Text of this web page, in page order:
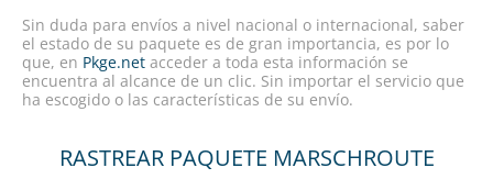
Sin duda para envíos a nivel nacional o internacional, saber
el estado de su paquete es de gran importancia, es por lo
que, en Pkge.net acceder a toda esta información se
encuentra al alcance de un clic. Sin importar el servicio que
ha escogido o las características de su envío.
RASTREAR PAQUETE MARSCHROUTE